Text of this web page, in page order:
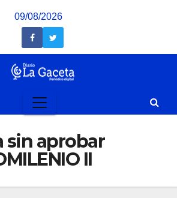
09/08/2026
sin aprobar
II